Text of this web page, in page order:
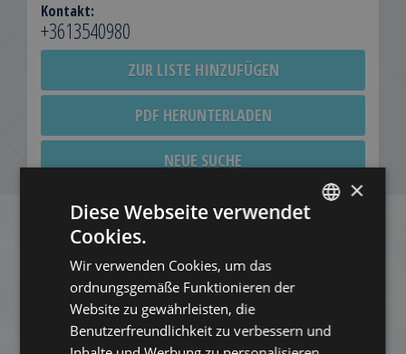
Kontakt:
+3613540980
ZUR LISTE HINZUFÜGEN
PDF HERUNTERLADEN
NEUE SUCHE
Ähnliche Appartements in
Budapestim selben Distrikt
ZUR LISTE HINZUFÜGEN
FRENCH
×
Diese Webseite verwendet
Cookies.
Wir verwenden Cookies, um das
ordnungsgemäße Funktionieren der
Website zu gewährleisten, die
Benutzerfreundlichkeit zu verbessern und